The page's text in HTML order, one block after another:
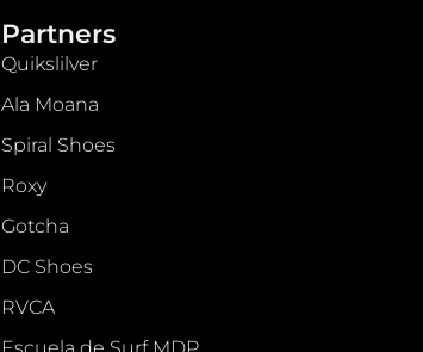
Partners
Quikslilver
Ala Moana
Spiral Shoes
Roxy
Gotcha
DC Shoes
RVCA